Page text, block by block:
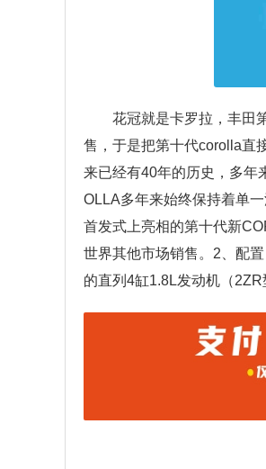
花冠就是卡罗拉，丰田
售，于是把第十代corolla直
来已经有40年的历史，多年
OLLA多年来始终保持着单
首发式上亮相的第十代新
世界其他市场销售。2、配
的直列4缸1.8L发动机（2ZR